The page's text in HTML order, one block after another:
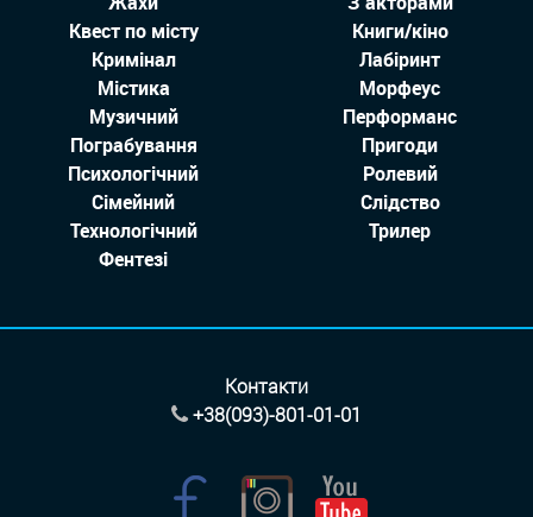
Квест по місту
Книги/кіно
Кримінал
Лабіринт
Містика
Морфеус
Музичний
Перформанс
Пограбування
Пригоди
Психологічний
Ролевий
Сімейний
Слідство
Технологiчний
Трилер
Фентезі
Контакти
+38(093)-801-01-01